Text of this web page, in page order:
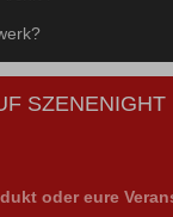
SZENENIGHT
oder eure